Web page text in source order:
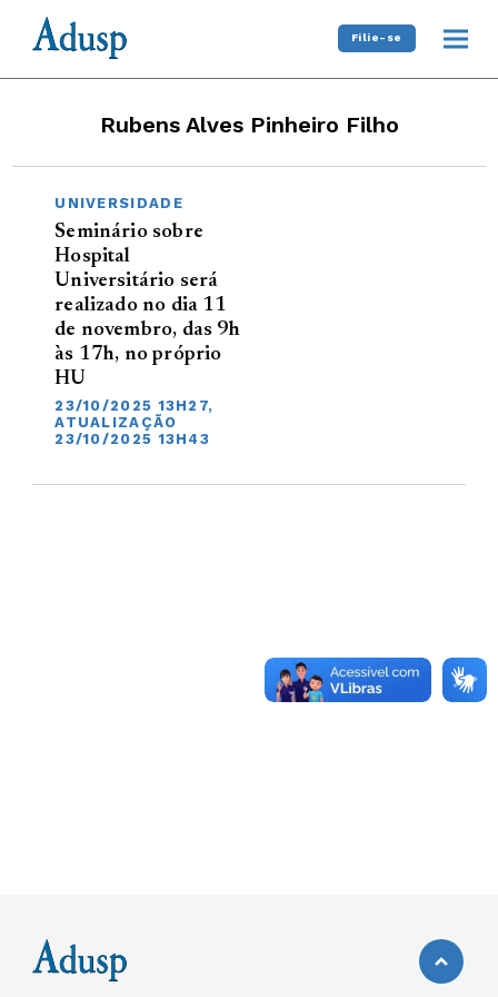
Filie-se
Rubens Alves Pinheiro Filho
UNIVERSIDADE
Seminário sobre
Hospital
Universitário será
realizado no dia 11
de novembro, das 9h
às 17h, no próprio
HU
23/10/2025 13H27,
ATUALIZAÇÃO
23/10/2025 13H43